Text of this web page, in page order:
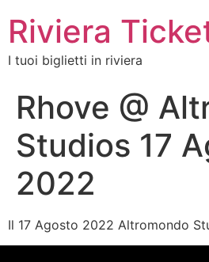
Riviera
I tuoi biglietti in riviera
Rhove @
Studios 17
2022
Il 17 Agosto 2022 Altromondo